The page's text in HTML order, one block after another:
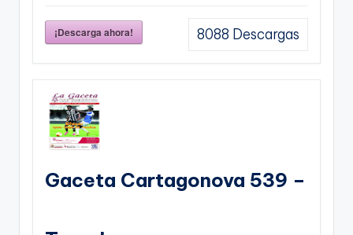
¡Descarga ahora! 8088 Descargas
Gaceta Cartagonova 539 –